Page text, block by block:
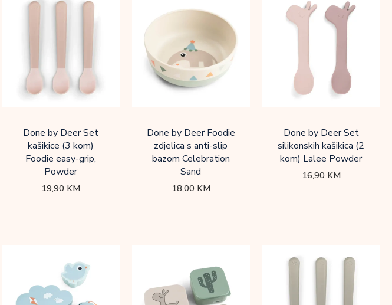
Done by Deer Set
kašikice (3 kom)
Foodie easy-grip,
Powder
19,90 KM
Done by Deer Foodie
zdjelica s anti-slip
bazom Celebration
Sand
18,00 KM
Done by Deer Set
silikonskih kašikica (2
kom) Lalee Powder
16,90 KM